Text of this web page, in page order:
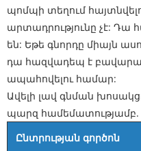
պոմպի տեղում
արտադրությունը չէ: Դա
են: Եթե ​​գնորդը միայն
դա հազվադեպ է
ապահովելու համար:
Ավելի լավ գնման
պարզ համեմատությամբ.
Ընտրության գործոն